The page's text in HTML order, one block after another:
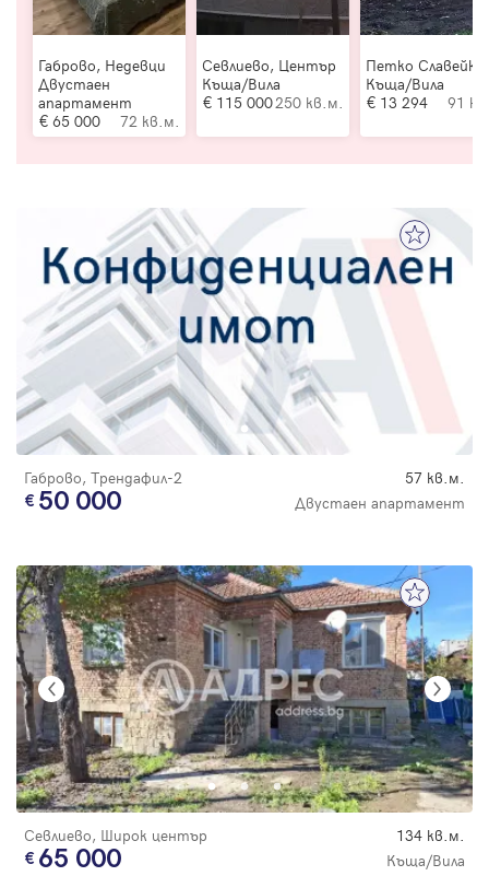
Габрово, Недевци
Двустаен
апартамент
65 000
72 кв.м.
Севлиево, Център
Къща/Вила
115 000250 кв.м.
Петко
Къща/Вила
13 294
91
Габрово, Трендафил-2 57 кв.м.
50 000 Двустаен апартамент
Севлиево, Широк център 134 кв.м.
65 000 Къща/Вила